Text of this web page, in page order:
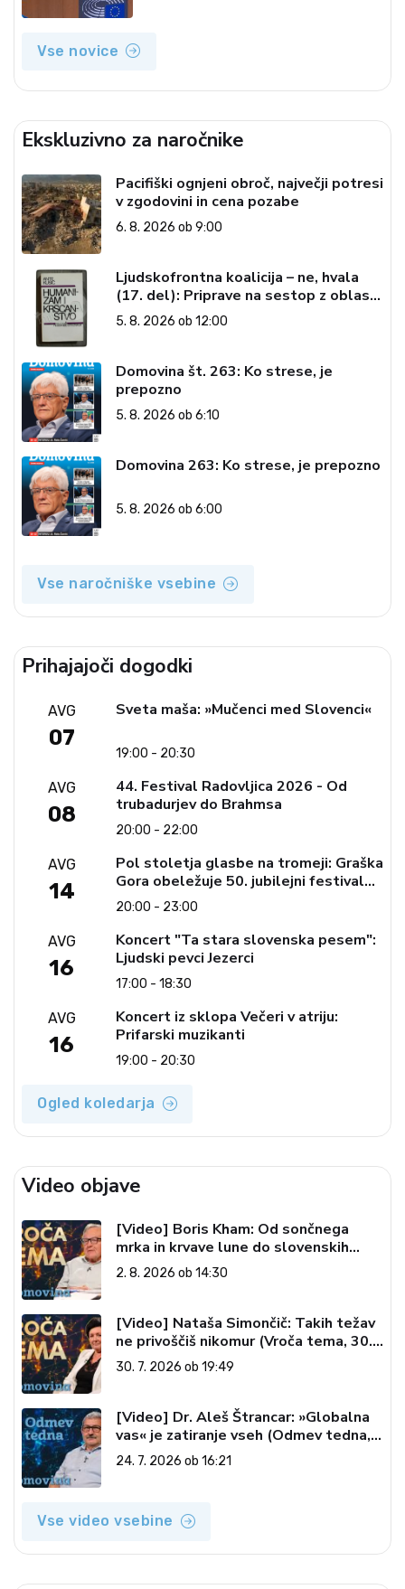
Vse novice
Ekskluzivno za naročnike
Pacifiški ognjeni obroč, največji potresi
v zgodovini in cena pozabe
6. 8. 2026 ob 9:00
Ljudskofrontna koalicija – ne, hvala
(17. del): Priprave na sestop z oblasti
– dvorska opozicija 6: Gramsci na delu:
Revija 2000 in revolucionarna
5. 8. 2026 ob 12:00
Domovina št. 263: Ko strese, je
prepozno
5. 8. 2026 ob 6:10
Domovina 263: Ko strese, je prepozno
5. 8. 2026 ob 6:00
Vse naročniške vsebine
Prihajajoči dogodki
AVG
07
Sveta maša: »Mučenci med Slovenci«
19:00 - 20:30
AVG
08
44. Festival Radovljica 2026 - Od
trubadurjev do Brahmsa
20:00 - 22:00
AVG
14
Pol stoletja glasbe na tromeji: Graška
Gora obeležuje 50. jubilejni festival
narodno-zabavne glasbe
20:00 - 23:00
AVG
16
Koncert "Ta stara slovenska pesem":
Ljudski pevci Jezerci
17:00 - 18:30
AVG
16
Koncert iz sklopa Večeri v atriju:
Prifarski muzikanti
19:00 - 20:30
Ogled koledarja
Video objave
[Video] Boris Kham: Od sončnega
mrka in krvave lune do slovenskih
pečatov v vesolju (Vroča tema, 2. 8.
2026)
2. 8. 2026 ob 14:30
[Video] Nataša Simončič: Takih težav
ne privoščiš nikomur (Vroča tema, 30.
7. 2026)
30. 7. 2026 ob 19:49
[Video] Dr. Aleš Štrancar: »Globalna
vas« je zatiranje vseh (Odmev tedna,
24. 7. 2026)
24. 7. 2026 ob 16:21
Vse video vsebine